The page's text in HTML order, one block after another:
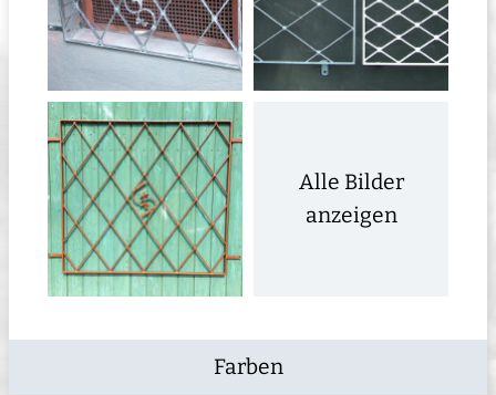
Alle Bilder
anzeigen
Farben